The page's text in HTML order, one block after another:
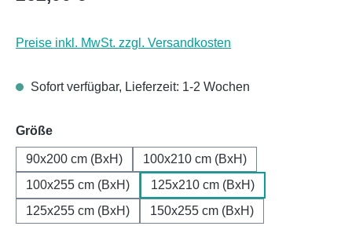
Preise inkl. MwSt. zzgl. Versandkosten
Sofort verfügbar, Lieferzeit: 1-2 Wochen
Größeauswählen
90x200 cm (BxH)
100x210 cm (BxH)
100x255 cm (BxH)
125x210 cm (BxH)
125x255 cm (BxH)
150x255 cm (BxH)